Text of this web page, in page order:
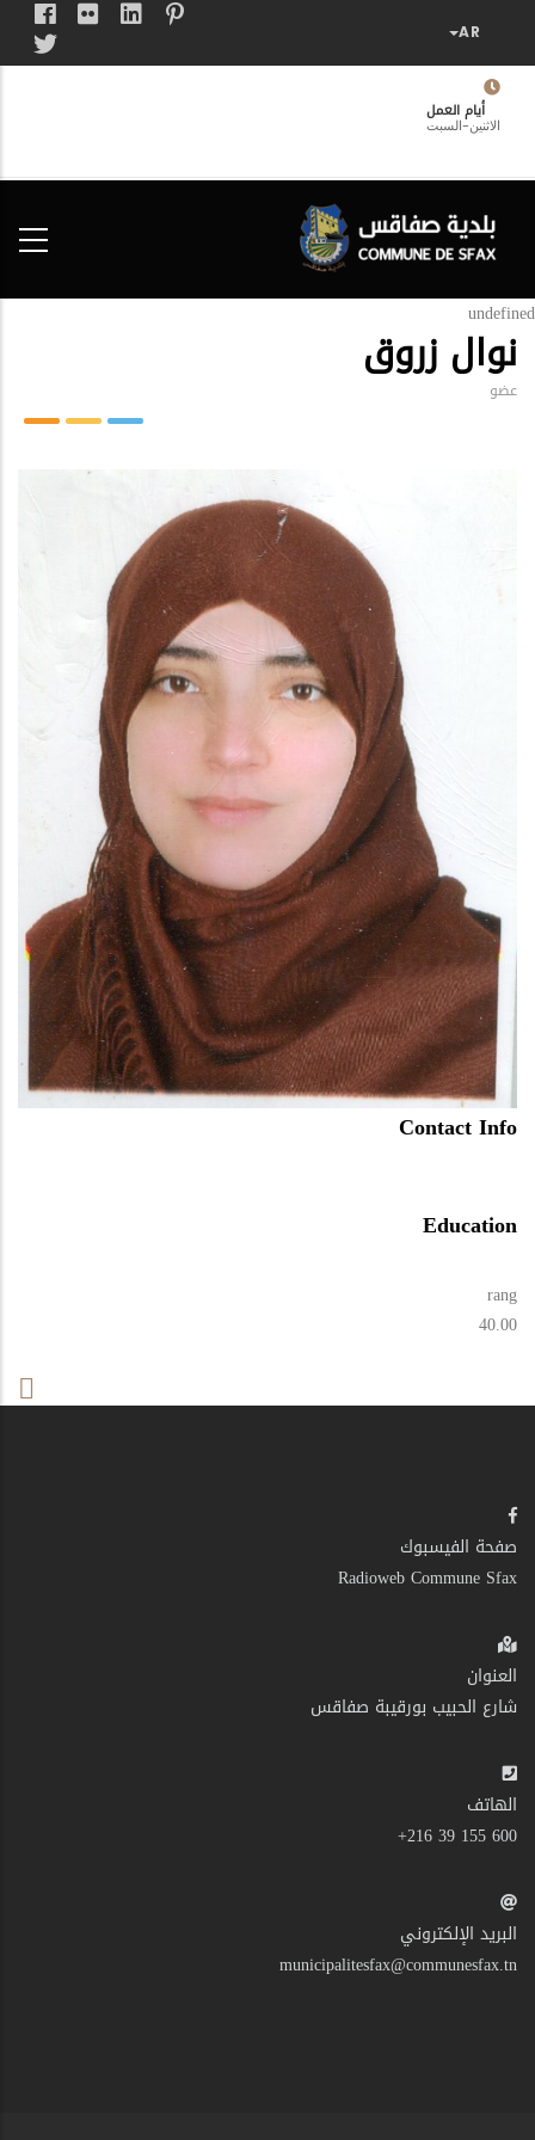
المحتوى
الرئيسيأيام العمل
الاثنين-السبت
undefined
نوال زروق
عضو
Contact Info
Education
rang
40.00
صفحة الفيسبوك
Radioweb Commune Sfax
العنوان
شارع الحبيب بورقيبة صفاقس
الهاتف
600 155 39 216+
البريد الإلكتروني
municipalitesfax@communesfax.tn